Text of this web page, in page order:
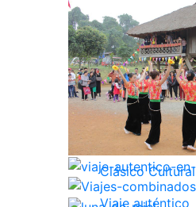
Clásico Cultural
Viaje auténtico